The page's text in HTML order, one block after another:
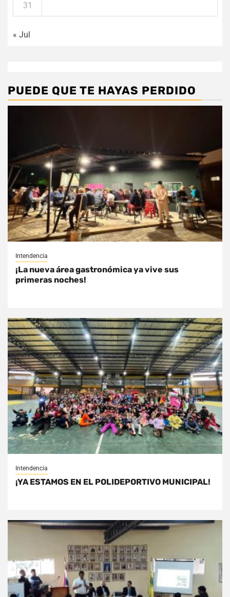
31
« Jul
PUEDE QUE TE HAYAS PERDIDO
Intendencia
¡La nueva área gastronómica ya vive sus
primeras noches!
Intendencia
¡YA ESTAMOS EN EL POLIDEPORTIVO MUNICIPAL!